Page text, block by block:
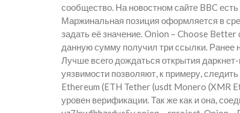
сообщество. На новостном сайте BBC
Маржинальная позиция оформляется в
задать её значение. Onion – Choose
данную сумму получил три ссылки. Ранее
Лучше всего дождаться открытия
уязвимости позволяют, к примеру,
Ethereum (ETH Tether (usdt Monero (XMR
уровен верификации. Так же как и она,